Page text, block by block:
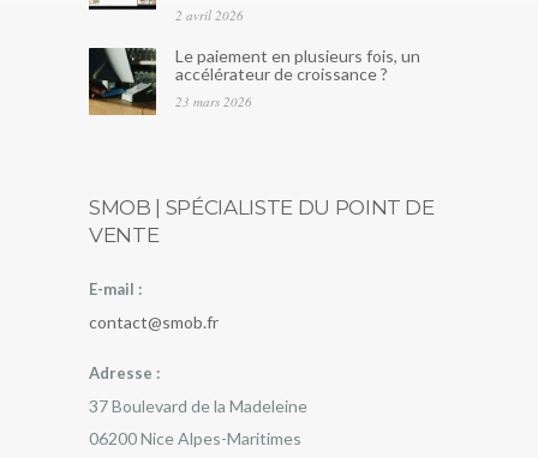
2 avril 2026
Le paiement en plusieurs fois, un
accélérateur de croissance ?
23 mars 2026
SMOB | SPÉCIALISTE DU POINT DE
VENTE
E-mail :
contact@smob.fr
Adresse :
37 Boulevard de la Madeleine
06200NiceAlpes-Maritimes